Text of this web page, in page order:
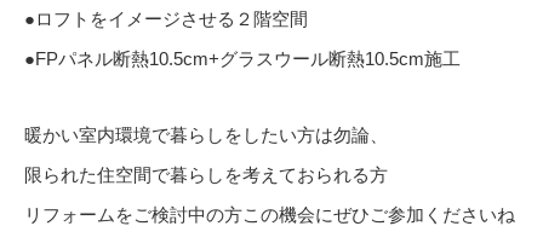
●ロフトをイメージさせる２階空間
●FPパネル断熱10.5cm+グラスウール断熱10.5cm施工
暖かい室内環境で暮らしをしたい方は勿論、
限られた住空間で暮らしを考えておられる方
リフォームをご検討中の方この機会にぜひご参加くださいね